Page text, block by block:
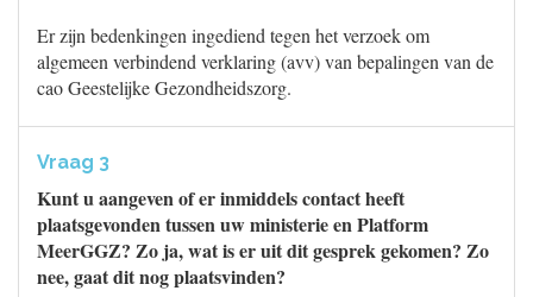
Er zijn bedenkingen ingediend tegen het verzoek om
algemeen verbindend verklaring (avv) van bepalingen van de
cao Geestelijke Gezondheidszorg.
Vraag 3
Kunt u aangeven of er inmiddels contact heeft
plaatsgevonden tussen uw ministerie en Platform
MeerGGZ? Zo ja, wat is er uit dit gesprek gekomen? Zo
nee, gaat dit nog plaatsvinden?